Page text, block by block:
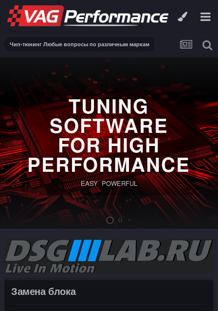
Чип-тюнинг Любые вопросы по различным маркам
TUNING
SOFTWARE
FOR HIGH
PERFORMANCE
EASY POWERFUL
Замена блока